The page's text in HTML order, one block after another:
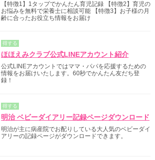
【特徴1】1タップでかんたん育児記録 【特徴2】育児の
お悩みを無料で栄養士に相談可能 【特徴3】お子様の月
齢に合ったお役立ち情報をお届け
得する
ほほえみクラブ公式LINEアカウント紹介
公式LINEアカウントではママ・パパを応援するための
情報をお届けいたします。60秒でかんたん友だち登
録！
得する
明治 ベビーダイアリー記録ページダウンロード
明治が主に病産院でお配りしている大人気のベビーダイ
アリーの記録ページがダウンロードできます。